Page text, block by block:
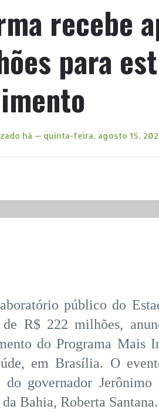
recebe
para
há — quinta-feira, agosto 15,
público do
R$ 222 milhões,
do Programa Mais
em Brasília. O
do governador
Bahia, Roberta Santana.